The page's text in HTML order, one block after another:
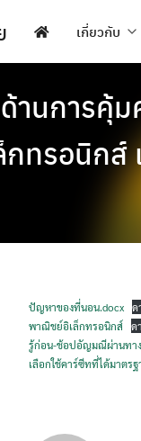
เกี่ยวกับ
านการคุ้
ทรอนิกส์
ปัญหาของที่นอน.docx ด
พาณิชย์อิเล็กทรอนิกส์ ด
รู้ก่อน-ช้อปอัญมณีผ่านทา
เลือกใช้คาร์ซีทที่ได้มาตร